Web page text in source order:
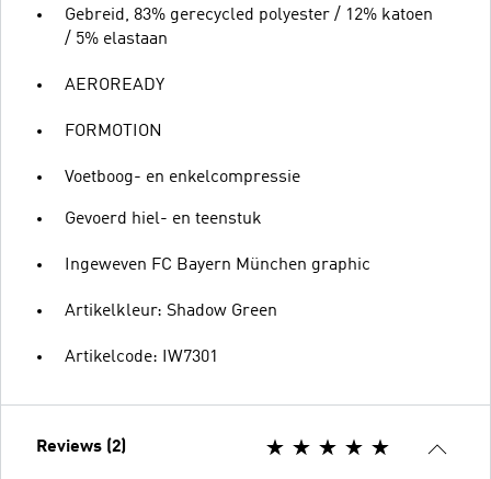
Gebreid, 83% gerecycled polyester / 12% katoen
/ 5% elastaan
AEROREADY
FORMOTION
Voetboog- en enkelcompressie
Gevoerd hiel- en teenstuk
Ingeweven FC Bayern München graphic
Artikelkleur: Shadow Green
Artikelcode: IW7301
Reviews (2)